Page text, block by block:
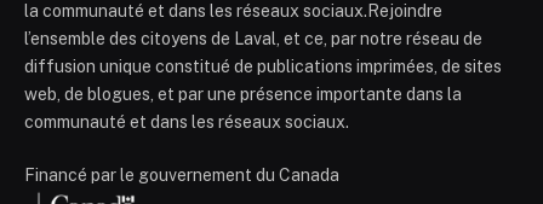
la communauté et dans les réseaux sociaux.Rejoindre
l’ensemble des citoyens de Laval, et ce, par notre réseau de
diffusion unique constitué de publications imprimées, de sites
web, de blogues, et par une présence importante dans la
communauté et dans les réseaux sociaux.
Financé par le gouvernement du Canada